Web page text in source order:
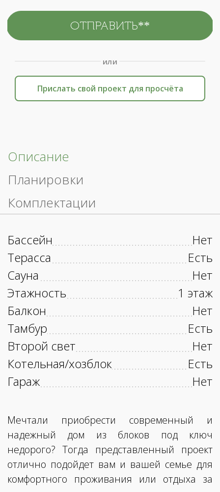
или
Прислать свой проект для просчёта
Описание
Планировки
Комплектации
Бассейн
Нет
Терасса
Есть
Сауна
Нет
Этажность
1 этаж
Балкон
Нет
Тамбур
Есть
Второй свет
Нет
Котельная/хозблок
Есть
Гараж
Нет
Мечтали приобрести современный и
надежный дом из блоков под ключ
недорого? Тогда представленный проект
отлично подойдет вам и вашей семье для
комфортного проживания или отдыха за